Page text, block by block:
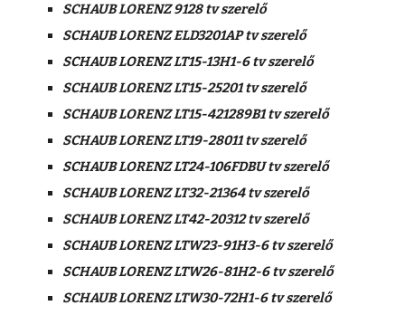
SCHAUB LORENZ 9128 tv szerelő
SCHAUB LORENZ ELD3201AP tv szerelő
SCHAUB LORENZ LT15-13H1-6 tv szerelő
SCHAUB LORENZ LT15-25201 tv szerelő
SCHAUB LORENZ LT15-421289B1 tv szerelő
SCHAUB LORENZ LT19-28011 tv szerelő
SCHAUB LORENZ LT24-106FDBU tv szerelő
SCHAUB LORENZ LT32-21364 tv szerelő
SCHAUB LORENZ LT42-20312 tv szerelő
SCHAUB LORENZ LTW23-91H3-6 tv szerelő
SCHAUB LORENZ LTW26-81H2-6 tv szerelő
SCHAUB LORENZ LTW30-72H1-6 tv szerelő